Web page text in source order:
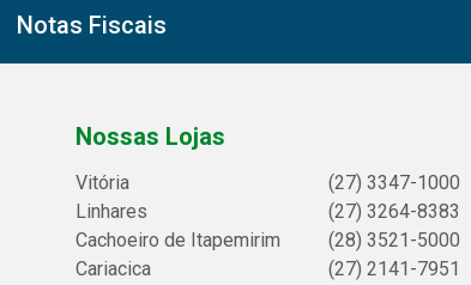
Notas Fiscais
Nossas Lojas
Vitória
(27) 3347-1000
Linhares
(27) 3264-8383
Cachoeiro de Itapemirim
(28) 3521-5000
Cariacica
(27) 2141-7951